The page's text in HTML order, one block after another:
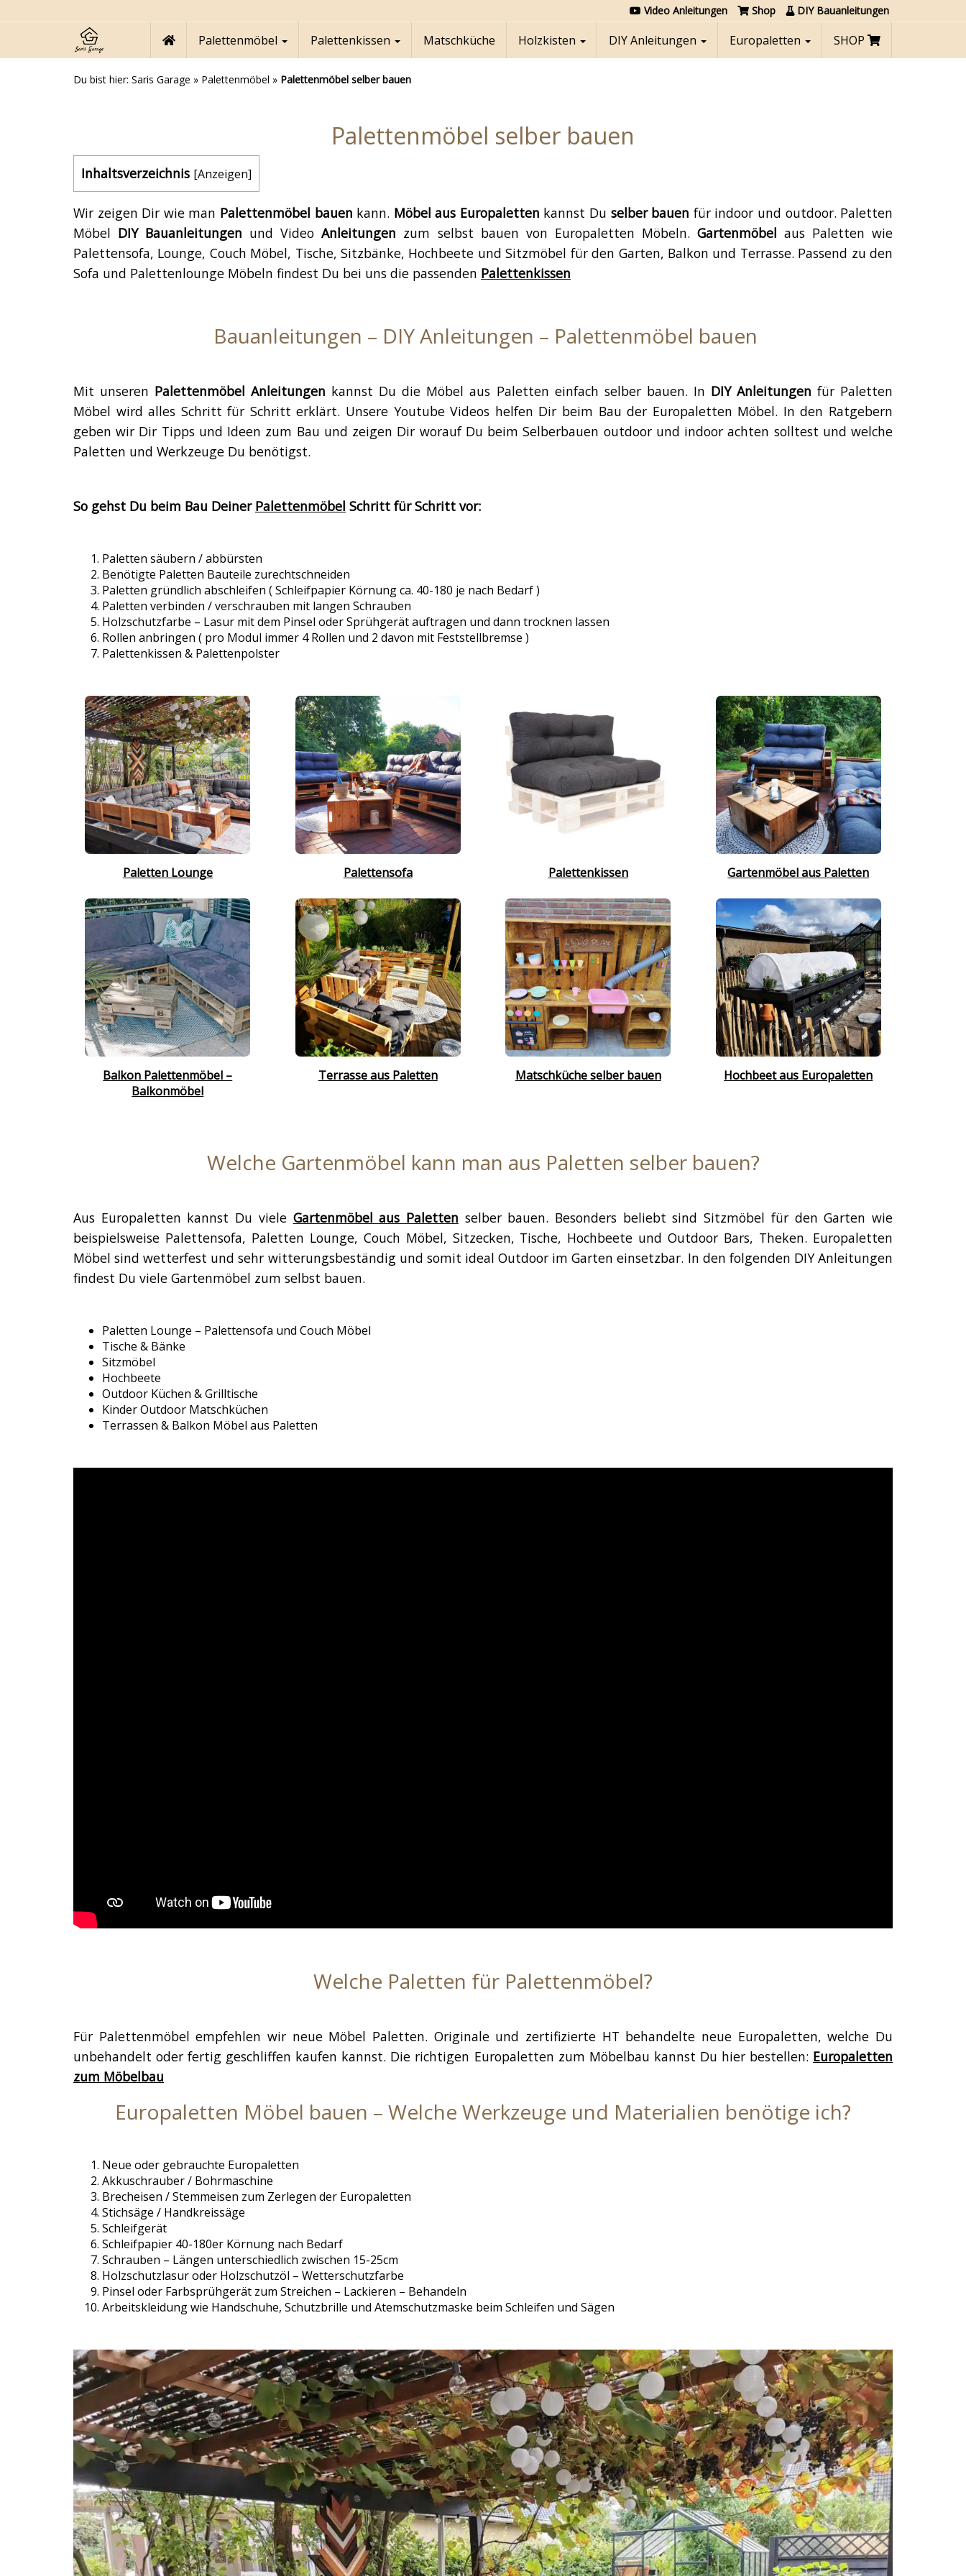
to
content
Video Anleitungen Shop DIY Bauanleitungen
Palettenmöbel Palettenkissen Matschküche Holzkisten DIY Anleitungen Europaletten SHOP
Du bist hier: Saris Garage » Palettenmöbel » Palettenmöbel selber bauen
Palettenmöbel selber bauen
Inhaltsverzeichnis [Anzeigen]
Wir zeigen Dir wie man Palettenmöbel bauen kann. Möbel aus Europaletten kannst Du selber bauen für indoor und outdoor. Paletten
Möbel DIY Bauanleitungen und VideoAnleitungen zum selbst bauen von Europaletten Möbeln. Gartenmöbel aus Paletten wie
Palettensofa, Lounge, Couch Möbel, Tische, Sitzbänke, Hochbeete und Sitzmöbel für den Garten, Balkon und Terrasse. Passend zu den
Sofa und Palettenlounge Möbeln findest Du bei uns die passenden Palettenkissen
Bauanleitungen – DIY Anleitungen – Palettenmöbel bauen
Mit unseren Palettenmöbel Anleitungen kannst Du die Möbel aus Paletten einfach selber bauen. In DIY Anleitungen für Paletten
Möbel wird alles Schritt für Schritt erklärt. Unsere Youtube Videos helfen Dir beim Bau der Europaletten Möbel. In den Ratgebern
geben wir Dir Tipps und Ideen zum Bau und zeigen Dir worauf Du beim Selberbauen outdoor und indoor achten solltest und welche
Paletten und Werkzeuge Du benötigst.
So gehst Du beim Bau Deiner Palettenmöbel Schritt für Schritt vor:
Paletten säubern / abbürsten
Benötigte Paletten Bauteile zurechtschneiden
Paletten gründlich abschleifen ( Schleifpapier Körnung ca. 40-180 je nach Bedarf )
Paletten verbinden / verschrauben mit langen Schrauben
Holzschutzfarbe – Lasur mit dem Pinsel oder Sprühgerät auftragen und dann trocknen lassen
Rollen anbringen ( pro Modul immer 4 Rollen und 2 davon mit Feststellbremse )
Palettenkissen & Palettenpolster
Paletten Lounge Palettensofa Palettenkissen Gartenmöbel aus Paletten
Balkon Palettenmöbel –
Balkonmöbel
Terrasse aus Paletten Matschküche selber bauen Hochbeet aus Europaletten
Welche Gartenmöbel kann man aus Paletten selber bauen?
Aus Europaletten kannst Du viele Gartenmöbel aus Paletten selber bauen. Besonders beliebt sind Sitzmöbel für den Garten wie
beispielsweise Palettensofa, Paletten Lounge, Couch Möbel, Sitzecken, Tische, Hochbeete und Outdoor Bars, Theken. Europaletten
Möbel sind wetterfest und sehr witterungsbeständig und somit ideal Outdoor im Garten einsetzbar. In den folgenden DIY Anleitungen
findest Du viele Gartenmöbel zum selbst bauen.
Paletten Lounge – Palettensofa und Couch Möbel
Tische & Bänke
Sitzmöbel
Hochbeete
Outdoor Küchen & Grilltische
Kinder Outdoor Matschküchen
Terrassen & Balkon Möbel aus Paletten
Welche Paletten für Palettenmöbel?
Für Palettenmöbel empfehlen wir neue Möbel Paletten. Originale und zertifizierte HT behandelte neue Europaletten, welche Du
unbehandelt oder fertig geschliffen kaufen kannst. Die richtigen Europaletten zum Möbelbau kannst Du hier bestellen: Europaletten
zum Möbelbau
Europaletten Möbel bauen – Welche Werkzeuge und Materialien benötige ich?
Neue oder gebrauchte Europaletten
Akkuschrauber / Bohrmaschine
Brecheisen / Stemmeisen zum Zerlegen der Europaletten
Stichsäge / Handkreissäge
Schleifgerät
Schleifpapier 40-180er Körnung nach Bedarf
Schrauben – Längen unterschiedlich zwischen 15-25cm
Holzschutzlasur oder Holzschutzöl – Wetterschutzfarbe
Pinsel oder Farbsprühgerät zum Streichen – Lackieren – Behandeln
Arbeitskleidung wie Handschuhe, Schutzbrille und Atemschutzmaske beim Schleifen und Sägen